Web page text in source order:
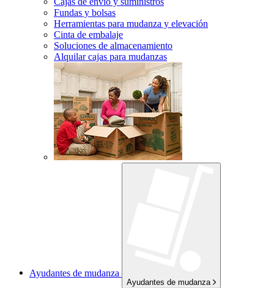
Fundas y bolsas
Herramientas para mudanza y elevación
Cinta de embalaje
Soluciones de almacenamiento
Alquilar cajas para mudanzas
Ayudantes de mudanza
Ayudantes de mudanza